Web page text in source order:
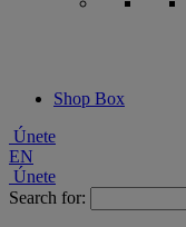
Shop Box
Únete
EN
Únete
Search for: